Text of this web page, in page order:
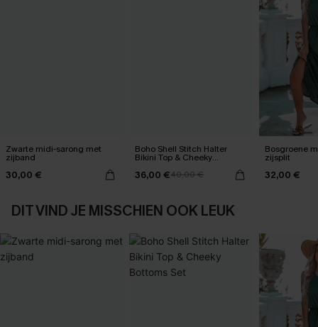
Zwarte midi-sarong met
zijband
30,00 €
Boho Shell Stitch Halter
Bikini Top & Cheeky
36,00 €40,00 €
Bosgroene
zijsplit
32,00 €
DIT VIND JE MISSCHIEN OOK LEUK